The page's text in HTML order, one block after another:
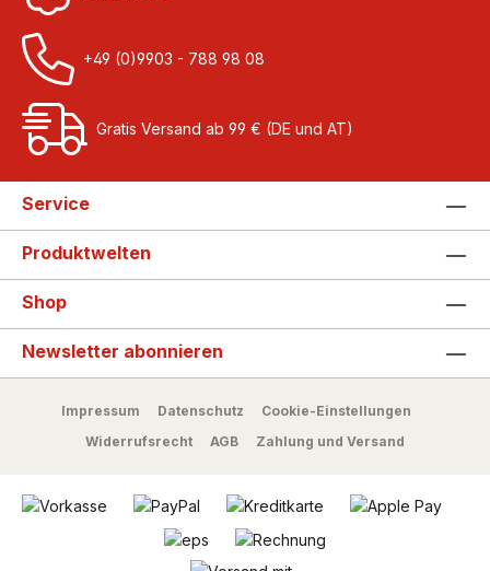
+49 (0)9903 - 788 98 08
Gratis Versand ab 99 € (DE und AT)
Service
Produktwelten
Shop
Newsletter abonnieren
Impressum Datenschutz
Cookie-Einstellungen
Widerrufsrecht
AGB Zahlung und Versand